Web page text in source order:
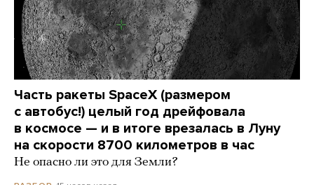
Часть ракеты SpaceX (размером
с автобус!) целый год дрейфовала
в космосе — и в итоге врезалась в Луну
на скорости 8700 километров в час
Не опасно ли это для Земли?